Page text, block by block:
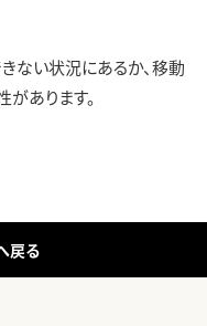
ない状況にあるか、移動
あります。
戻る